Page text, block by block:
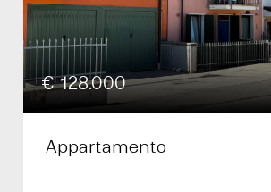
€ 128.000
Appartamento